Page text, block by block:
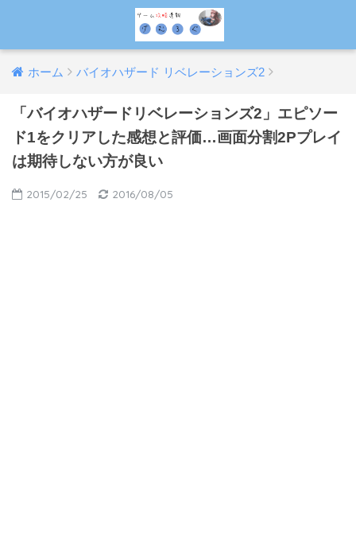
ホーム バイオハザード リベレーションズ2
「バイオハザードリベレーションズ2」エピソー
ド1をクリアした感想と評価…画面分割2Pプレイ
は期待しない方が良い
2015/02/25 2016/08/05